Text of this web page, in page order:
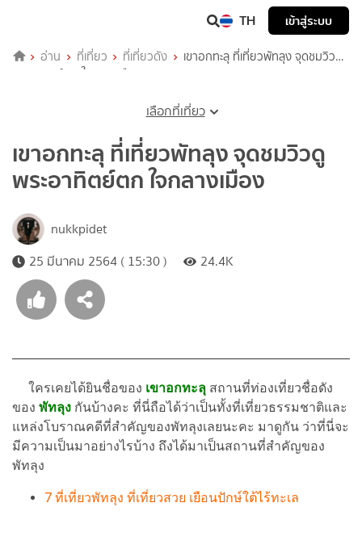
TH เข้าสู่ระบบ
อ่าน ที่เที่ยว ที่เที่ยวดัง
เขาอกทะลุ ที่เที่ยวพัทลุง จุดชมวิวดู
พระอาทิตย์ตก ใจกลางเมือง
เลือกที่เที่ยว
เขาอกทะลุ ที่เที่ยวพัทลุง จุดชมวิวดู
พระอาทิตย์ตก ใจกลางเมือง
nukkpidet
25 มีนาคม 2564 ( 15:30 )
24.4K
ใครเคยได้ยินชื่อของ เขาอกทะลุ สถานที่ท่องเที่ยวชื่อดัง
ของ พัทลุง กันบ้างคะ ที่นี่ถือได้ว่าเป็นทั้งที่เที่ยวธรรมชาติและ
แหล่งโบราณคดีที่สำคัญของพัทลุงเลยนะคะ มาดูกัน ว่าที่นี่จะ
มีความเป็นมาอย่างไรบ้าง ถึงได้มาเป็นสถานที่สำคัญของ
พัทลุง
7 ที่เที่ยวพัทลุง ที่เที่ยวสวย เยือนปักษ์ใต้ไร้ทะเล